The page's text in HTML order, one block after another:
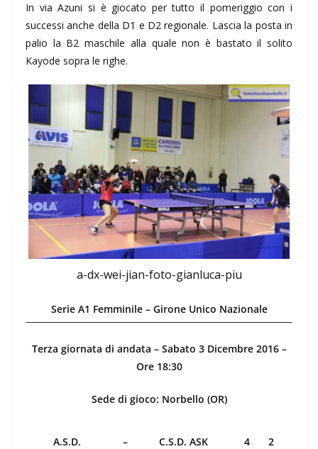
In via Azuni si è giocato per tutto il pomeriggio con i
successi anche della D1 e D2 regionale. Lascia la posta in
palio la B2 maschile alla quale non è bastato il solito
Kayode sopra le righe.
a-dx-wei-jian-foto-gianluca-piu
Serie A1 Femminile – Girone Unico Nazionale
Terza giornata di andata – Sabato 3 Dicembre 2016 –
Ore 18:30
Sede di gioco: Norbello (OR)
A.S.D.
–
C.S.D. ASK
4 2